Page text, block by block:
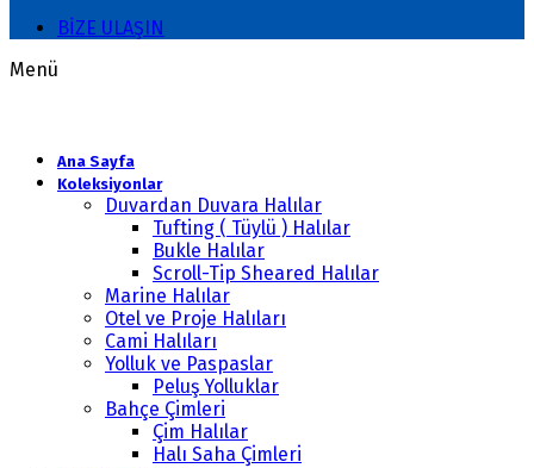
BİZE ULAŞIN
Menü
Ana Sayfa
Koleksiyonlar
Duvardan Duvara Halılar
Tufting ( Tüylü ) Halılar
Bukle Halılar
Scroll-Tip Sheared Halılar
Marine Halılar
Otel ve Proje Halıları
Cami Halıları
Yolluk ve Paspaslar
Peluş Yolluklar
Bahçe Çimleri
Çim Halılar
Halı Saha Çimleri